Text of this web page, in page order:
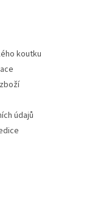
koutku
údajů